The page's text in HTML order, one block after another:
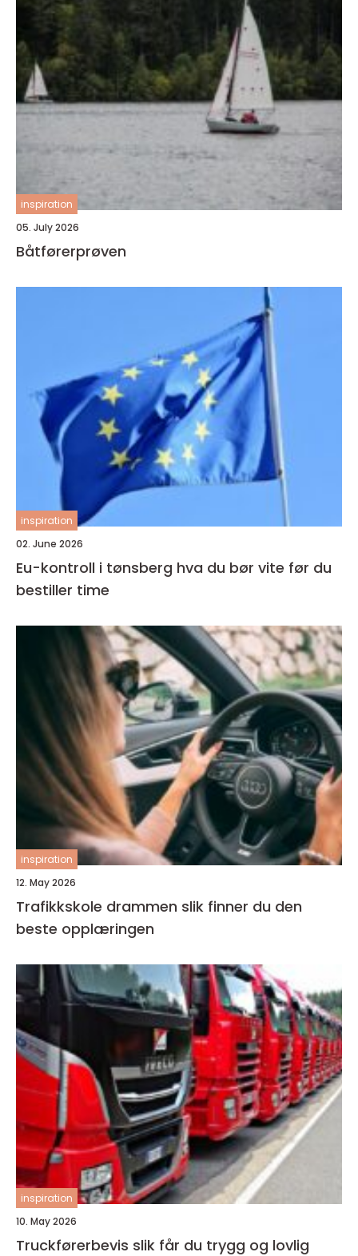
inspiration
05. July 2026
Båtførerprøven
inspiration
02. June 2026
Eu-kontroll i tønsberg hva du bør vite før du
bestiller time
inspiration
12. May 2026
Trafikkskole drammen slik finner du den
beste opplæringen
inspiration
10. May 2026
Truckførerbevis slik får du trygg og lovlig